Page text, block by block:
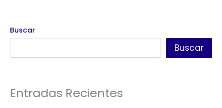
Buscar
Buscar
Entradas Recientes